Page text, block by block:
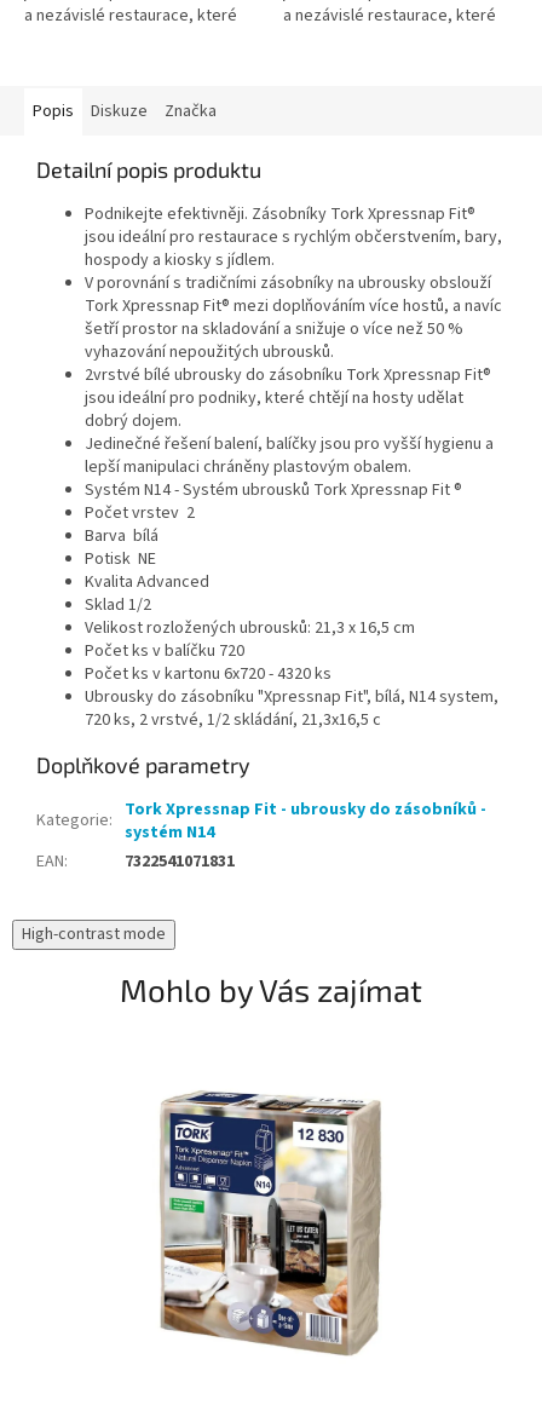
a nezávislé restaurace, které
a nezávislé restaurace, které
Popis
Diskuze Značka
Detailní popis produktu
Podnikejte efektivněji. Zásobníky Tork Xpressnap Fit®
jsou ideální pro restaurace s rychlým občerstvením, bary,
hospody a kiosky s jídlem.
V porovnání s tradičními zásobníky na ubrousky obslouží
Tork Xpressnap Fit® mezi doplňováním více hostů, a navíc
šetří prostor na skladování a snižuje o více než 50 %
vyhazování nepoužitých ubrousků.
2vrstvé bílé ubrousky do zásobníku Tork Xpressnap Fit®
jsou ideální pro podniky, které chtějí na hosty udělat
dobrý dojem.
Jedinečné řešení balení, balíčky jsou pro vyšší hygienu a
lepší manipulaci chráněny plastovým obalem.
Systém N14 - Systém ubrousků Tork Xpressnap Fit ®
Počet vrstev 2
Barva bílá
Potisk NE
Kvalita Advanced
Sklad 1/2
Velikost rozložených ubrousků: 21,3 x 16,5 cm
Počet ks v balíčku 720
Počet ks v kartonu 6x720 - 4320 ks
Ubrousky do zásobníku "Xpressnap Fit", bílá, N14 system,
720 ks, 2 vrstvé, 1/2 skládání, 21,3x16,5 c
Doplňkové parametry
Kategorie: Tork Xpressnap Fit - ubrousky do zásobníků -
systém N14
EAN: 7322541071831
High-contrast mode
Mohlo by Vás zajímat